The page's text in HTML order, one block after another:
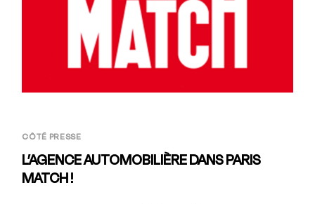
CÔTÉ PRESSE
L’AGENCE AUTOMOBILIÈRE DANS PARIS
MATCH !